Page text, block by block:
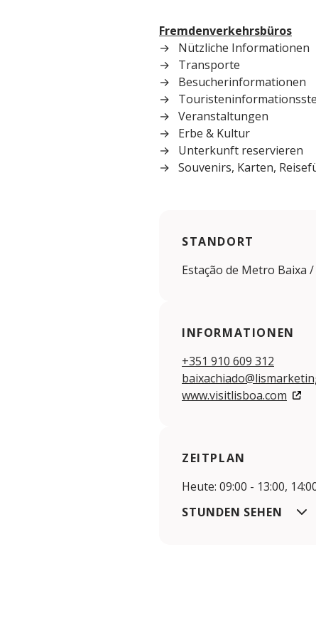
Fremdenverkehrsbüros
Nützliche Informationen
Transporte
Besucherinformationen
Veranstaltungen
Erbe & Kultur
Unterkunft reservieren
Souvenirs, Karten,
STANDORT
Estação de Metro Baixa
INFORMATIONEN
+351 910 609 312
www.visitlisboa.com
ZEITPLAN
Heute: 09:00 - 13:00,
STUNDEN SEHEN